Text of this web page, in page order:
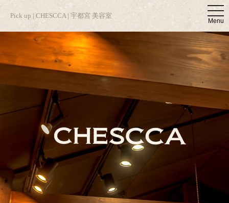
t
o
g
g
l
e
a
v
i
o
Menu
Pick up | CHESCCA | 宇都宮 美容室